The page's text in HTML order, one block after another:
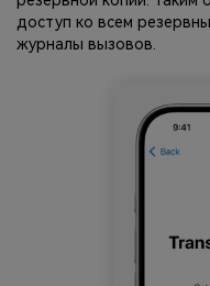
доступ ко всем
журналы вызовов.